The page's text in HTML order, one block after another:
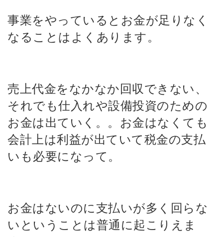
事業をやっているとお金が足りなく
なることはよくあります。
売上代金をなかなか回収できない、
それでも仕入れや設備投資のための
お金は出ていく。。お金はなくても
会計上は利益が出ていて税金の支払
いも必要になって。
お金はないのに支払いが多く回らな
いということは普通に起こりえま